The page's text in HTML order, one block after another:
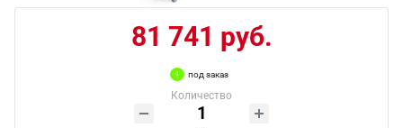
81 741 руб.
под заказ
Количество